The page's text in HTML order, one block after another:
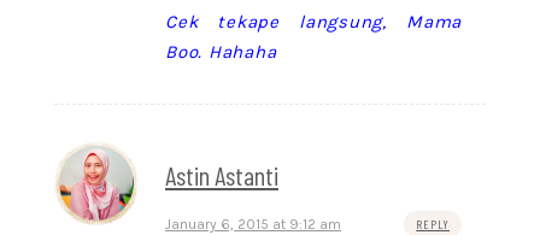
Cek tekape langsung, Mama
Boo. Hahaha
Astin Astanti
January 6, 2015 at 9:12 am REPLY